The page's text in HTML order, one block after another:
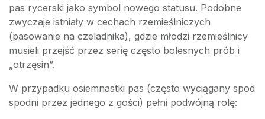
pas rycerski jako symbol nowego statusu. Podobne
zwyczaje istniały w cechach rzemieślniczych
(pasowanie na czeladnika), gdzie młodzi rzemieślnicy
musieli przejść przez serię często bolesnych prób i
„otrzęsin”.
W przypadku osiemnastki pas (często wyciągany spod
spodni przez jednego z gości) pełni podwójną rolę: